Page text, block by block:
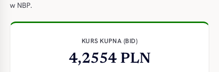
w NBP.
KURS KUPNA (BID)
4,2554 PLN